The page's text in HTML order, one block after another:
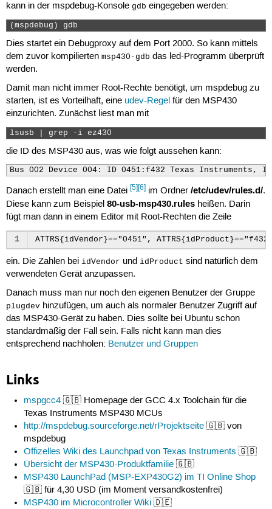
kann in der mspdebug-Konsole gdb eingegeben werden:
(mspdebug) gdb
Dies startet ein Debugproxy auf dem Port 2000. So kann mittels
dem zuvor kompilierten msp430-gdb das led-Programm überprüft
werden.
Damit man nicht immer Root-Rechte benötigt, um mspdebug zu
starten, ist es Vorteilhaft, eine udev-Regelfür den MSP430
einzurichten. Zunächst liest man mit
lsusb | grep -i ez430
die ID des MSP430 aus, was wie folgt aussehen kann:
Bus 002 Device 004: ID 0451:f432 Texas Instruments,
Danach erstellt man eine Datei [5][6]im Ordner /etc/udev/rules.d/.
Diese kann zum Beispiel 80-usb-msp430.rulesheißen. Darin
fügt man dann in einem Editor mit Root-Rechten die Zeile
1
ein. Die Zahlen bei idVendor und idProduct sind natürlich dem
verwendeten Gerät anzupassen.
Danach muss man nur noch den eigenen Benutzer der Gruppe
plugdevhinzufügen, um auch als normaler Benutzer Zugriff auf
das MSP430-Gerät zu haben. Dies sollte bei Ubuntu schon
standardmäßig der Fall sein. Falls nicht kann man dies
entsprechend nachholen: Benutzer und Gruppen
Links
mspgcc4 🇬🇧 Homepage der GCC 4.x Toolchain für die
Texas Instruments MSP430 MCUs
http://mspdebug.sourceforge.net/rProjektseite 🇬🇧 von
mspdebug
Offizelles Wiki des Launchpad von Texas Instruments 🇬🇧
Übersicht der MSP430-Produktfamilie 🇬🇧
MSP430 LaunchPad (MSP-EXP430G2) im TI Online Shop
🇬🇧 für 4,30 USD (im Moment versandkostenfrei)
MSP430 im Microcontroller Wiki 🇩🇪